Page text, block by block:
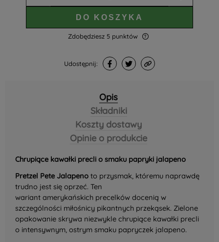
DO KOSZYKA
Zdobędziesz 5 punktów
Udostępnij:
Opis
Składniki
Koszty dostawy
Opinie o produkcie
Chrupiące kawałki precli o smaku papryki jalapeno
Pretzel Pete Jalapeno to przysmak, któremu naprawdę
trudno jest się oprzeć. Ten
wariant amerykańskich precelków docenią w
szczególności miłośnicy pikantnych przekąsek. Zielone
opakowanie skrywa niezwykle chrupiące kawałki precli
o intensywnym, ostrym smaku papryczek jalapeno.